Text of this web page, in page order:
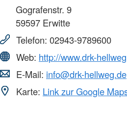
Gografenstr. 9
59597 Erwitte
Telefon: 02943-9789600
Web: http://www.drk-
E-Mail: info@drk-hellweg.de
Karte: Link zur Google